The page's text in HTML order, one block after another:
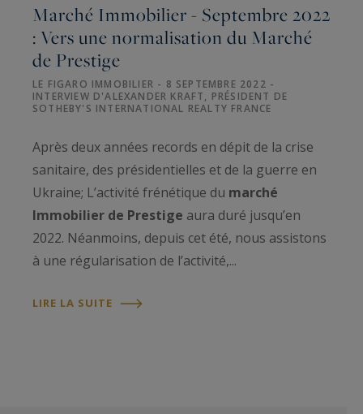
Marché Immobilier - Septembre 2022
: Vers une normalisation du Marché
de Prestige
LE FIGARO IMMOBILIER - 8 SEPTEMBRE 2022 -
INTERVIEW D'ALEXANDER KRAFT, PRÉSIDENT DE
SOTHEBY'S INTERNATIONAL REALTY FRANCE
Après deux années records en dépit de la crise
sanitaire, des présidentielles et de la guerre en
Ukraine; L’activité frénétique du marché
Immobilier de Prestige aura duré jusqu’en
2022. Néanmoins, depuis cet été, nous assistons
à une régularisation de l’activité,...
LIRE LA SUITE